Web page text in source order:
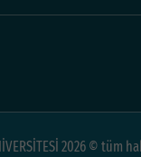
2026 © tüm